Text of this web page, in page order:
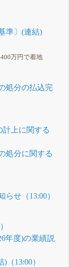
るお
3月
結)
利
準〕(連結)
万円で着地
処分の払込完
計上に関する
処分に関する
せ（13:00）
年度)の業績説
（13:00）